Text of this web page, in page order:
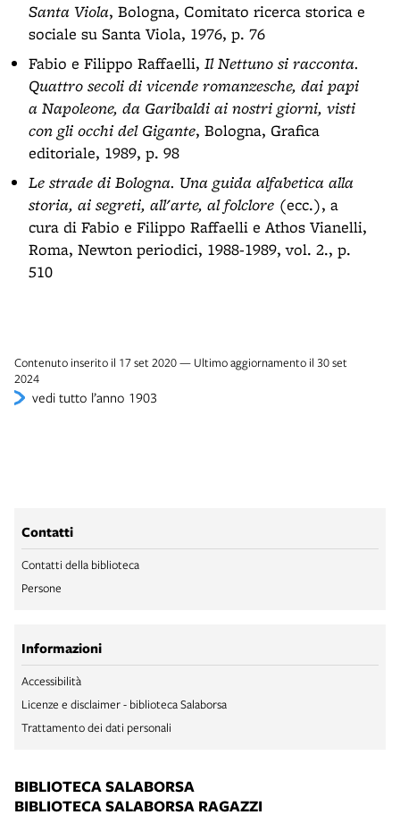
Santa Viola, Bologna, Comitato ricerca storica e
sociale su Santa Viola, 1976, p. 76
Fabio e Filippo Raffaelli, Il Nettuno si racconta.
Quattro secoli di vicende romanzesche, dai papi
a Napoleone, da Garibaldi ai nostri giorni, visti
con gli occhi del Gigante, Bologna, Grafica
editoriale, 1989, p. 98
Le strade di Bologna. Una guida alfabetica alla
storia, ai segreti, all'arte, al folclore (ecc.), a
cura di Fabio e Filippo Raffaelli e Athos Vianelli,
Roma, Newton periodici, 1988-1989, vol. 2., p.
510
Contenuto inserito il 17 set 2020 — Ultimo aggiornamento il 30 set
2024
vedi tutto l’anno 1903
Contatti
Contatti della biblioteca
Persone
Informazioni
Accessibilità
Licenze e disclaimer - biblioteca Salaborsa
Trattamento dei dati personali
BIBLIOTECA SALABORSA
BIBLIOTECA SALABORSA RAGAZZI